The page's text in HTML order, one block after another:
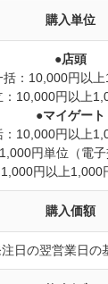
購入単位
●店頭
括：10,000円以上
：10,000円以上
●マイゲート
：10,000円以上
円単位（電
円以上1,000
購入価額
日の翌営業日の